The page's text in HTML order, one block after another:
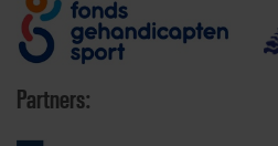
Partners: